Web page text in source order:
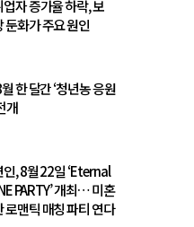
자 증가율 하락, 보
둔화가 주요 원인
한 달간 ‘청년농 응원
개
, 8월 22일 ‘Eternal
PARTY’ 개최… 미혼
로맨틱 매칭 파티 연다